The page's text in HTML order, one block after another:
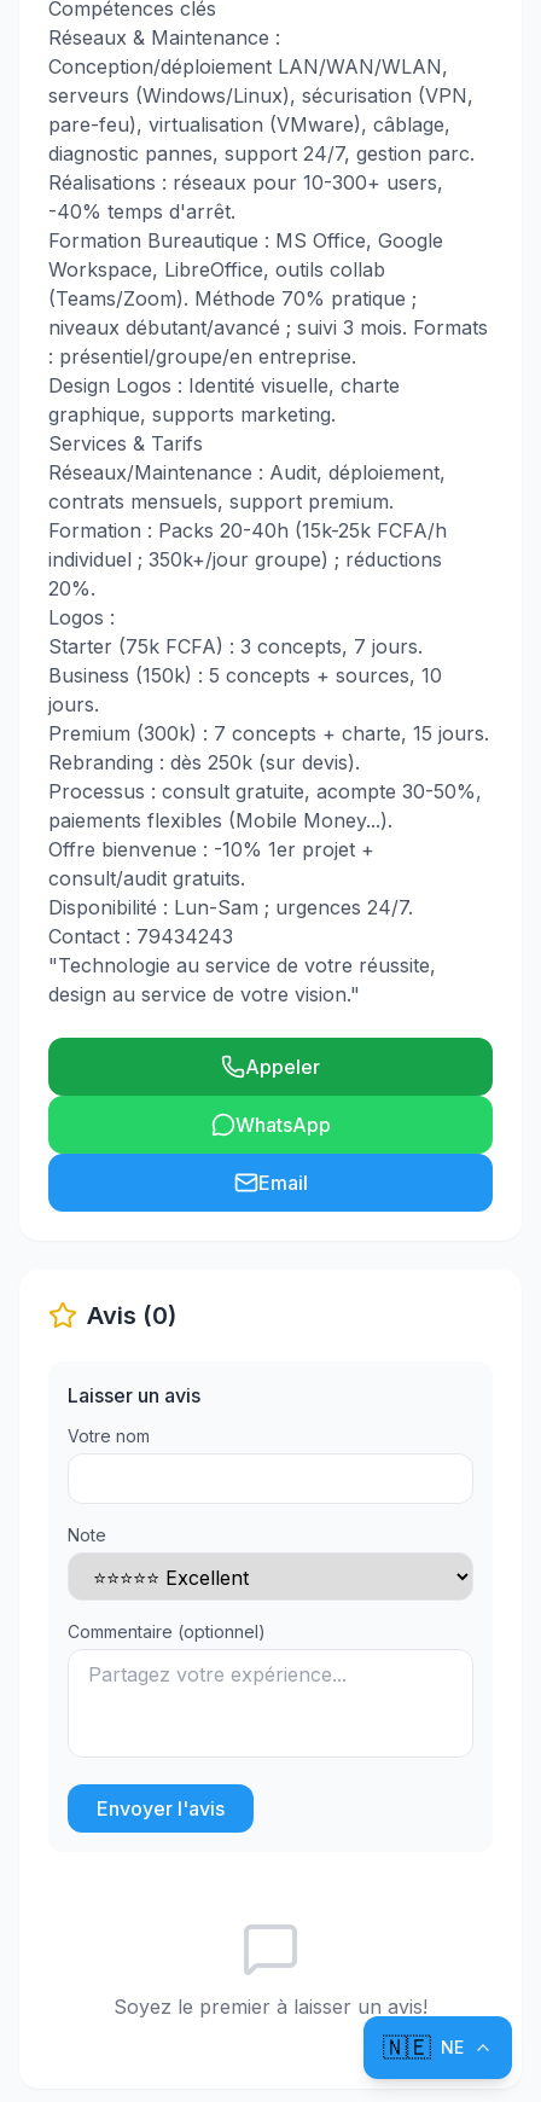
Compétences clés
Réseaux & Maintenance :
Conception/déploiement LAN/WAN/WLAN,
serveurs (Windows/Linux), sécurisation (VPN,
pare-feu), virtualisation (VMware), câblage,
diagnostic pannes, support 24/7, gestion parc.
Réalisations : réseaux pour 10-300+ users,
-40% temps d'arrêt.
Formation Bureautique : MS Office, Google
Workspace, LibreOffice, outils collab
(Teams/Zoom). Méthode 70% pratique ;
niveaux débutant/avancé ; suivi 3 mois. Formats
: présentiel/groupe/en entreprise.
Design Logos : Identité visuelle, charte
graphique, supports marketing.
Services & Tarifs
Réseaux/Maintenance : Audit, déploiement,
contrats mensuels, support premium.
Formation : Packs 20-40h (15k-25k FCFA/h
individuel ; 350k+/jour groupe) ; réductions
20%.
Logos :
Starter (75k FCFA) : 3 concepts, 7 jours.
Business (150k) : 5 concepts + sources, 10
jours.
Premium (300k) : 7 concepts + charte, 15 jours.
Rebranding : dès 250k (sur devis).
Processus : consult gratuite, acompte 30-50%,
paiements flexibles (Mobile Money...).
Offre bienvenue : -10% 1er projet +
consult/audit gratuits.
Disponibilité : Lun-Sam ; urgences 24/7.
Contact : 79434243
"Technologie au service de votre réussite,
design au service de votre vision."
Appeler
WhatsApp
Email
Avis (0)
Laisser un avis
Votre nom
Note
Commentaire (optionnel)
Envoyer l'avis
Soyez le premier à laisser un avis!
🇳🇪 NE